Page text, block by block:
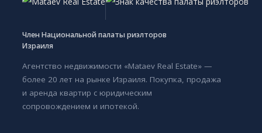
Член Национальной палаты риэлторов
Израиля
Агентство недвижимости «Mataev Real Estate» —
более 20 лет на рынке Израиля. Покупка, продажа
и аренда квартир с юридическим
сопровождением и ипотекой.